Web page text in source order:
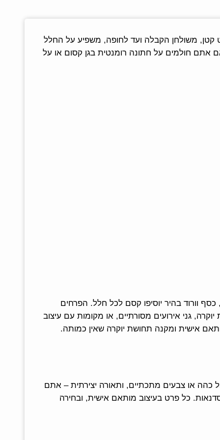
קטן, משולחן הקבלה ועד לחופה, משפיע על החלל
אתם חולמים על חתונה רומנטית בגן קסום או על
וורוד בהיר יוסיפו קסם לכל חלל. הפרחים
גני אירועים מסורתיים, או מקומות עם עיצוב
אישית ומקנה תחושת יוקרה שאין כמותה.
כהה או צבעים מתכתיים, ותאורה יצירתית – אתם
כל פרט בעיצוב מותאם אישית, ובחירה